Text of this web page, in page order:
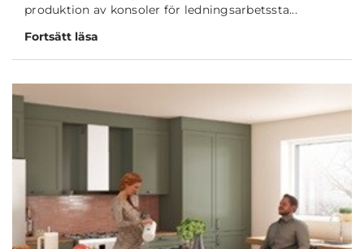
produktion av konsoler för ledningsarbetssta...
Fortsätt läsa